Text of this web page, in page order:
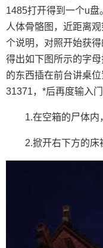
1485打开得到一个u
人体骨骼图，近距离
个说明，对照开始获
得出如下图所示的字
的东西插在前台讲桌
31371，*后再度输入
1.在空箱的尸体内
2.掀开右下方的床